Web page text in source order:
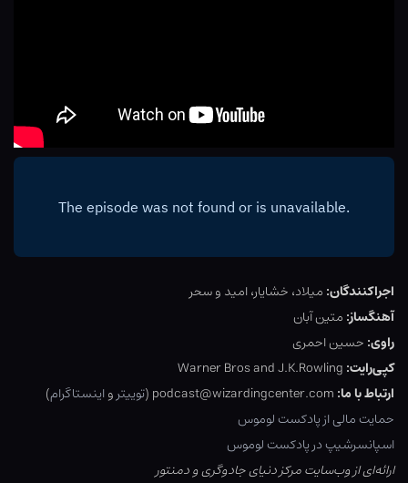
اجراکنندگان: میلاد، خشایار، امید و سحر
آهنگساز: متین آبان
راوی: حسین احمری
کپی‌رایت: Warner Bros and J.K.Rowling
ارتباط با ما: podcast@wizardingcenter.com ( توییترواینستاگرام)
حمایت مالی از پادکست لوموس
اسپانسرشیپ در پادکست لوموس
ارائه‌ای از وب‌سایت مرکز دنیای جادوگری و دمنتور